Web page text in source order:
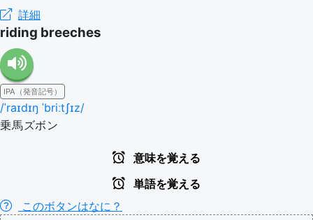
詳細
riding breeches
IPA（発音記号）
/ˈraɪdɪŋ ˈbriːtʃɪz/
乗馬ズボン
意味を覚える
単語を覚える
このボタンはなに？